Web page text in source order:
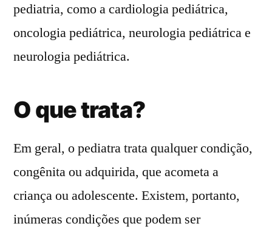
pediatria, como a cardiologia pediátrica,
oncologia pediátrica, neurologia pediátrica e
neurologia pediátrica.
O que trata?
Em geral, o pediatra trata qualquer condição,
congênita ou adquirida, que acometa a
criança ou adolescente. Existem, portanto,
inúmeras condições que podem ser